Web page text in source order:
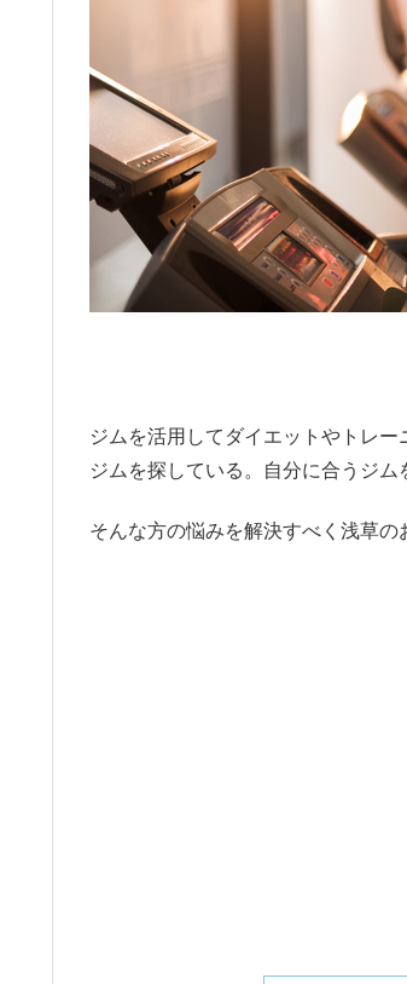
ジムを活用してダイエットやトレ
ジムを探している。自分に合うジム
そんな方の悩みを解決すべく浅草の